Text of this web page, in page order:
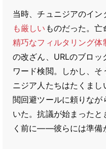
当時、チュニジアのイ
も厳しい ものだった。亡
精巧なフィルタリング体
の改ざん、URLのブロッ
ワード検閲。しかし、
ニジア人たちはたくま
閲回避ツールに頼りなが
いた。抗議が始まった
く前に――彼らには準備